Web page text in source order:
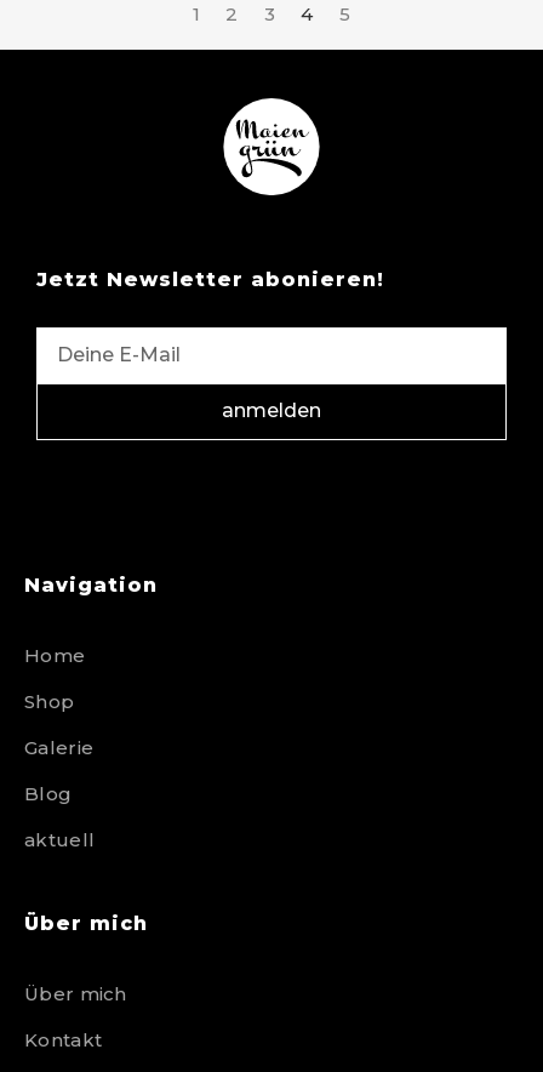
1 2 3 4 5
Jetzt Newsletter abonieren!
anmelden
Navigation
Home
Shop
Galerie
Blog
aktuell
Über mich
Über mich
Kontakt